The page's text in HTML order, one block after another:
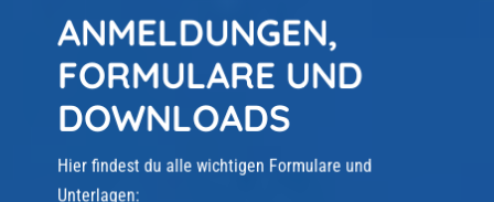
ANMELDUNGEN,
FORMULARE UND
DOWNLOADS
Hier findest du alle wichtigen Formulare und
Unterlagen: